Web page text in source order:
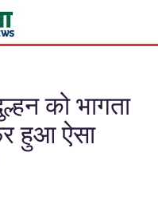
को भागता
हुआ ऐसा